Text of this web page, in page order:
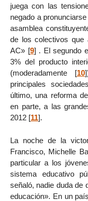
juega con las
negado a
asamblea
de los colectivos que
AC» [9] . El segundo
3% del producto
(moderadamente [10]
principales
último, una reforma
en parte, a las
2012 [11].
La noche de la
Francisco, Michelle
particular a los
sistema educativo
señaló, nadie duda de
educación». En un